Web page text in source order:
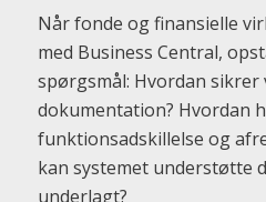
Når fonde og finansielle
med Business Central,
spørgsmål: Hvordan
dokumentation? Hvordan
funktionsadskillelse og
kan systemet understøtte
underlagt?